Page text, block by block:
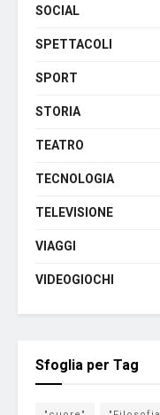
SOCIAL
SPETTACOLI
SPORT
STORIA
TEATRO
TECNOLOGIA
TELEVISIONE
VIAGGI
VIDEOGIOCHI
Sfoglia per Tag